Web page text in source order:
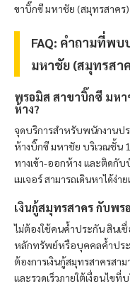
ขาบิ๊กซี มหาชัย (สมุทรสาคร
FAQ: คำถามที่พบ
มหาชัย (สมุทรสา
พรอมิส สาขาบิ๊กซี มหา
ห้าง?
จุดบริการสำหรับพนักงานป
ห้างบิ๊กซี มหาชัย บริเวณชั้น
ทางเข้า-ออกห้าง และติดกั
เมเจอร์ สามารถเดินหาได้
เงินกู้สมุทรสาคร กับพร
ไม่ต้องใช้คนค้ำประกัน สินเ
หลักทรัพย์หรือบุคคลค้ำประ
ต้องการเงินกู้สมุทรสาครสา
และรวดเร็วภายใต้เงื่อนไข